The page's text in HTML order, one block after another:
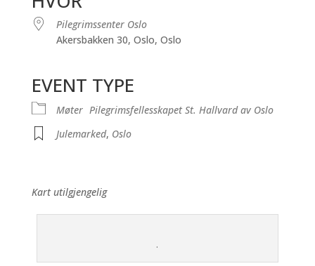
Pilegrimssenter Oslo
Akersbakken 30, Oslo, Oslo
EVENT TYPE
Møter Pilegrimsfellesskapet St. Hallvard av Oslo
Julemarked, Oslo
Kart utilgjengelig
.